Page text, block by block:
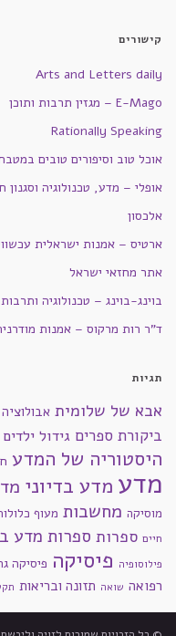
קישורים
Arts and Letters daily
E-Mago – מגזין תרבות ותוכן
Rationally Speaking
אוכל טוב וסיפורים טובים
אופלי – מדע, טכנולוגיה וסגנון
אלכסון
ארטיס – אמנות ישראלית
אתר מחזאי ישראל
בוינג-בוינג – טכנולוגיה ותרבות
ד"ר רות מרקוס – אמנות
תגיות
אבא של שלומית אבולוציה
ביקורת ספרים גידול ילדים
היסטוריה של המדע
מדע מדע בדיוני
מוסיקה מחשבות מעוף
חיים ספרות ספרות מדע
פילוסופיה פיסיקה פיסיקה
רפואה שואה תזונה ובריאות